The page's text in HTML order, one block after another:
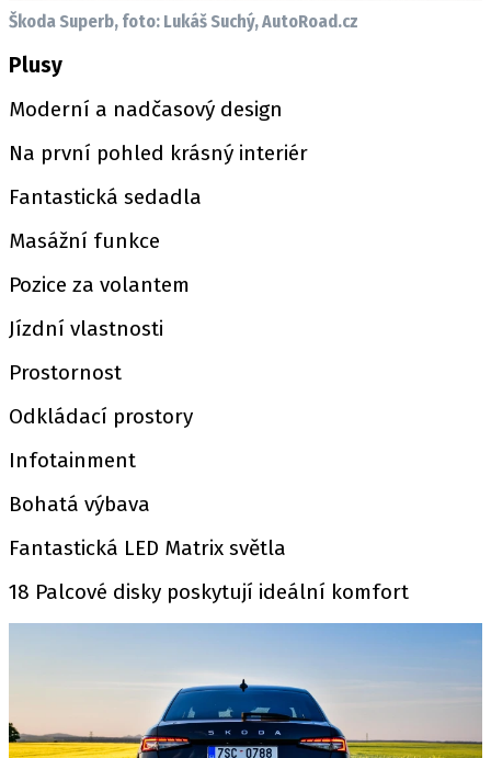
Škoda Superb, foto: Lukáš Suchý, AutoRoad.cz
Plusy
Moderní a nadčasový design
Na první pohled krásný interiér
Fantastická sedadla
Masážní funkce
Pozice za volantem
Jízdní vlastnosti
Prostornost
Odkládací prostory
Infotainment
Bohatá výbava
Fantastická LED Matrix světla
18 Palcové disky poskytují ideální komfort